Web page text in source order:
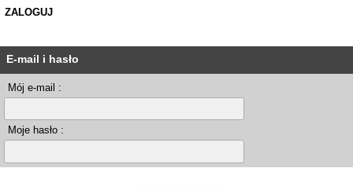
ZALOGUJ
E-mail i hasło
Mój e-mail :
Moje hasło :